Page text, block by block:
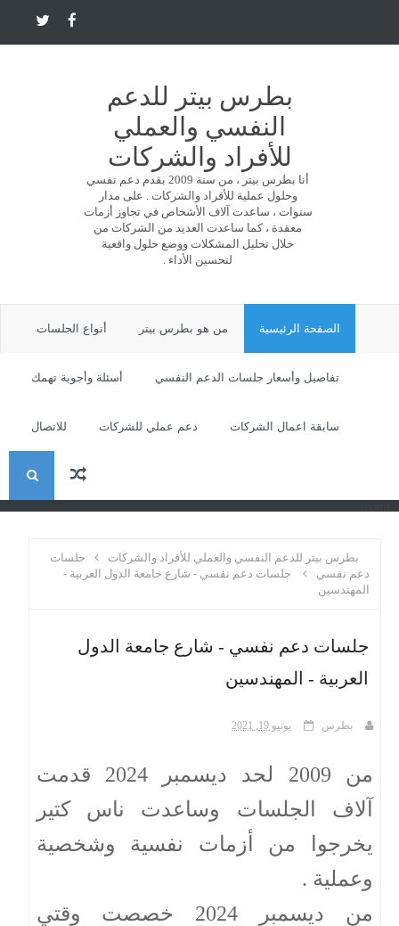
بطرس بيتر للدعم
النفسي والعملي
للأفراد والشركات
أنا بطرس بيتر ، من سنة 2009 بقدم دعم نفسي
وحلول عملية للأفراد والشركات . على مدار
سنوات ، ساعدت آلاف الأشخاص في تجاوز أزمات
معقدة ، كما ساعدت العديد من الشركات من
خلال تحليل المشكلات ووضع حلول واقعية
لتحسين الأداء .
الصفحة الرئيسية من هو بطرس بيتر أنواع الجلسات
تفاصيل وأسعار جلسات الدعم النفسي أسئلة وأجوبة تهمك
سابقة اعمال الشركات دعم عملي للشركات للاتصال
ا
بطرس بيتر للدعم النفسي والعملي للأفراد والشركات
جلسات
دعم نفسي
جلسات دعم نفسي - شارع جامعة الدول العربية -
المهندسين
جلسات دعم نفسي - شارع جامعة الدول
العربية - المهندسين
بطرس يونيو 19, 2021
من 2009 لحد ديسمبر 2024 قدمت
آلاف الجلسات وساعدت ناس كتير
يخرجوا من أزمات نفسية وشخصية
وعملية .
من ديسمبر 2024 خصصت وقتي